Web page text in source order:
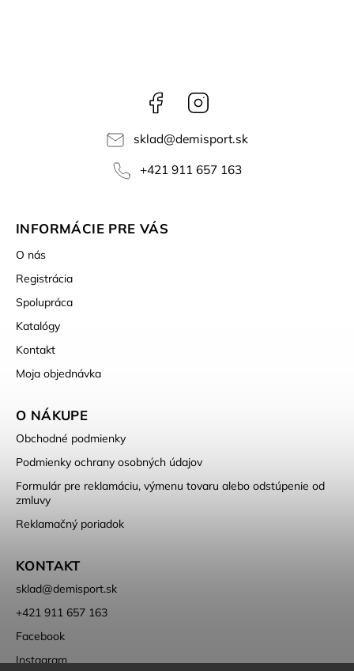
Facebook
sklad@demisport.sk
+421 911 657 163
INFORMÁCIE PRE VÁS
O nás
Registrácia
Spolupráca
Katalógy
Kontakt
Moja objednávka
O NÁKUPE
Obchodné podmienky
Podmienky ochrany osobných údajov
Formulár pre reklamáciu, výmenu tovaru alebo odstúpenie od
zmluvy
Reklamačný poriadok
KONTAKT
sklad@demisport.sk
+421 911 657 163
Facebook
Instagram